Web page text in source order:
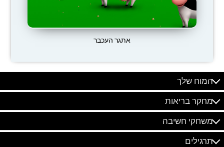
אתגר העכבר
המוח שלך
מחקר בריאות
משחקי חשיבה
תרגילים